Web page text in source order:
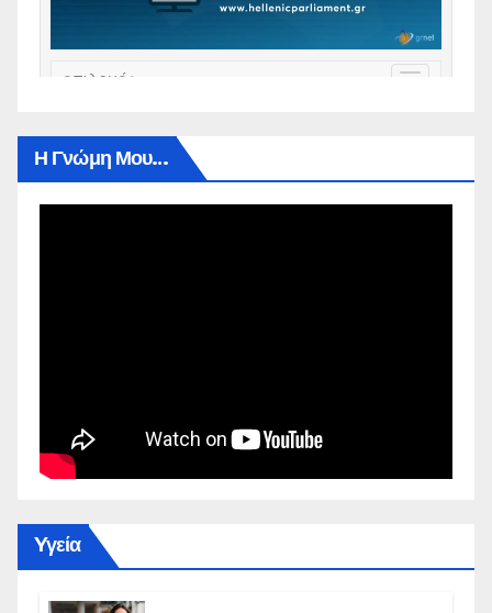
Η Γνώμη Μου…
Yγεία